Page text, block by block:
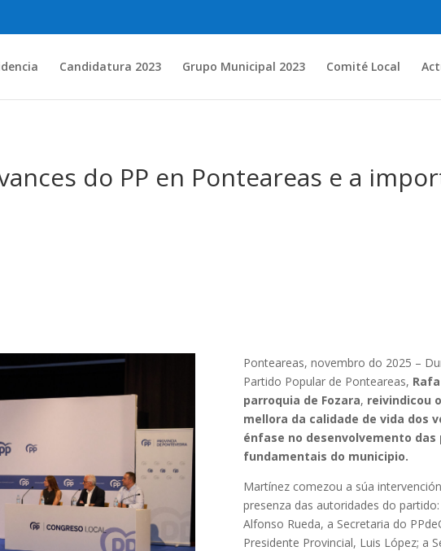
Candidatura 2023 Grupo Municipal 2023 Comité Local
do PP en Ponteareas e a
Ponteareas, novembro do 2025 –
Partido Popular de Ponteareas,
parroquia de Fozara, reivindicou
mellora da calidade de vida dos
énfase no desenvolvemento das
fundamentais do municipio.
Martínez comezou a súa
presenza das autoridades do
Alfonso Rueda, a Secretaria do
Presidente Provincial, Luis López; a